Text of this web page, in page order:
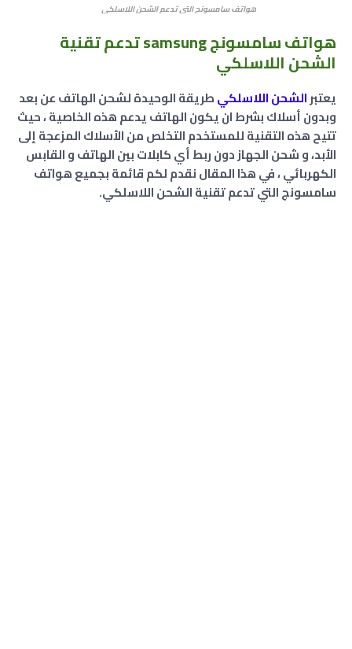
هواتف سامسونج التي تدعم الشحن اللاسلكي
هواتف سامسونج samsung تدعم تقنية
الشحن اللاسلكي
يعتبرالشحن اللاسلكيطريقة الوحيدة لشحن الهاتف عن بعد
وبدون أسلاك بشرط ان يكون الهاتف يدعم هذه الخاصية، حيث
تتيح هذه التقنية للمستخدم التخلص من الأسلاك المزعجة إلى
الأبد، و شحن الجهاز دون ربط أي كابلات بين الهاتف و القابس
الكهربائي ، في هذا المقال نقدم لكم قائمة بجميع هواتف
سامسونج التي تدعم تقنية الشحن اللاسلكي.